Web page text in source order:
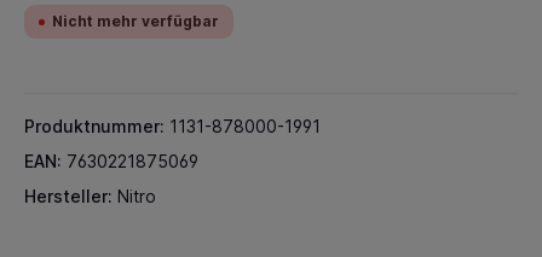
Nicht mehr verfügbar
Produktnummer: 1131-878000-1991
EAN: 7630221875069
Hersteller: Nitro